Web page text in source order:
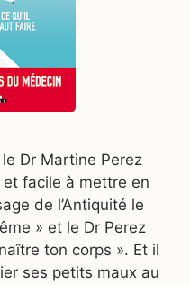
Dr Martine Perez
facile à mettre en
de l’Antiquité le
» et le Dr Perez
ton corps ». Et il
ses petits maux au